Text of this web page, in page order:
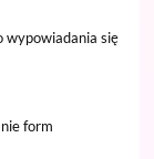
wypowiadania się
form